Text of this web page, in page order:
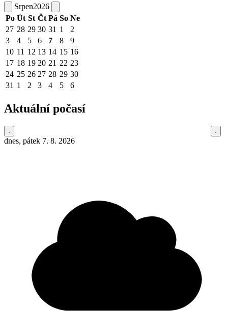
Srpen2026
Po Út St Čt Pá So Ne
27 28 29 30 31 1
2
3
4 5 6 7 8
9
10 11 12 13 14 15 16
17 18 19 20 21 22 23
24 25 26 27 28 29 30
31 1 2 3 4 5 6
Aktuální počasí
dnes, pátek 7. 8. 2026